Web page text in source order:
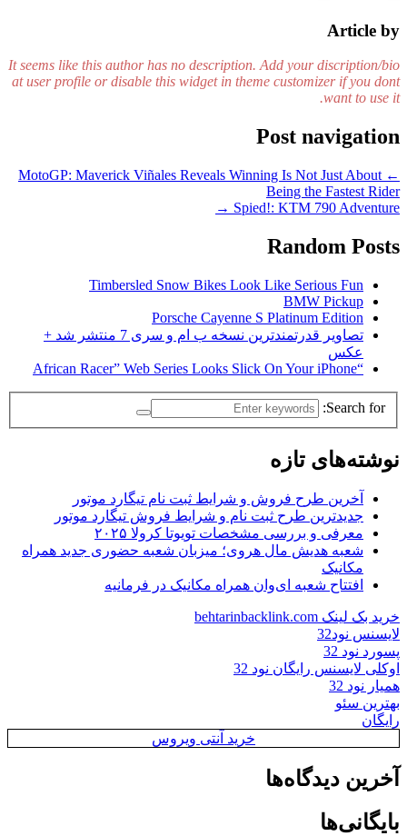
Article by
It seems like this author has no description. Add your discription/bio
at user profile or disable this widget in theme customizer if you dont
want to use it.
Post navigation
←
MotoGP: Maverick Viñales Reveals Winning Is Not Just About
Being the Fastest Rider
Spied!: KTM 790 Adventure
→
Random Posts
Timbersled Snow Bikes Look Like Serious Fun
BMW Pickup
Porsche Cayenne S Platinum Edition
تصاویر قدرتمندترین نسخه ب ام و سری 7 منتشر شد +
عکس
“African Racer” Web Series Looks Slick On Your iPhone
Search for:
نوشته‌های تازه
آخرین طرح فروش و شرایط ثبت نام تیگارد موتور
جدیدترین طرح ثبت نام و شرایط فروش تیگارد موتور
معرفی و بررسی مشخصات تویوتا کرولا ۲۰۲۵
شعبه هدیش مال هروی؛ میزبان شعبه حضوری جدید همراه
مکانیک
افتتاح شعبه ای‌وان همراه مکانیک در فرمانیه
خرید بک لینک behtarinbacklink.com
لایسنس نود32
پسورد نود 32
اوکلی لایسنس رایگان نود 32
همیار نود 32
بهترین سئو
رایگان
خرید آنتی ویروس
آخرین دیدگاه‌ها
بایگانی‌ها